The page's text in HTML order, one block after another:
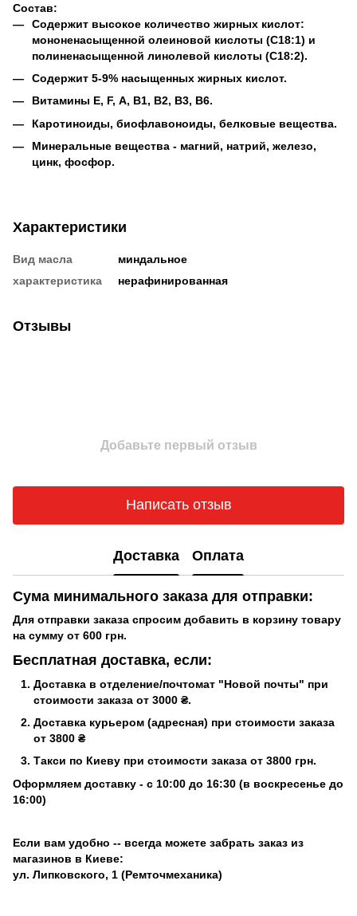
Состав:
Содержит высокое количество жирных кислот:
мононенасыщенной олеиновой кислоты (C18:1) и
полиненасыщенной линолевой кислоты (C18:2).
Содержит 5-9% насыщенных жирных кислот.
Витамины Е, F, А, В1, В2, В3, В6.
Каротиноиды, биофлавоноиды, белковые вещества.
Минеральные вещества - магний, натрий, железо,
цинк, фосфор.
Характеристики
Вид масла
миндальное
характеристика
нерафинированная
Отзывы
Добавьте первый отзыв
Написать отзыв
Доставка Оплата
Сума минимального заказа для отправки:
Для отправки заказа спросим добавить в корзину товару
на сумму от 600 грн.
Бесплатная доставка, если:
Доставка в отделение/почтомат "Новой почты" при
стоимости заказа от 3000 ₴.
Доставка курьером (адресная) при стоимости заказа
от 3800 ₴
Такси по Киеву при стоимости заказа от 3800 грн.
Оформляем доставку - с 10:00 до 16:30 (в воскресенье до
16:00)
Если вам удобно -- всегда можете забрать заказ из
магазинов в Киеве:
ул. Липковского, 1 (Ремточмеханика)